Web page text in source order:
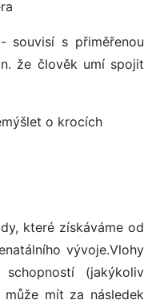
souvisí s přiměřenou
že člověk umí spojit
o krocích
které získáváme od
vývoje.Vlohy
(jakýkoliv
mít za následek